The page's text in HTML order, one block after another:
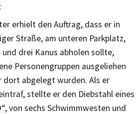
erhielt den Auftrag, dass er in
Straße, am unteren Parkplatz,
drei Kanus abholen sollte,
Personengruppen ausgeliehen
abgelegt wurden. Als er
stellte er den Diebstahl eines
von sechs Schwimmwesten und